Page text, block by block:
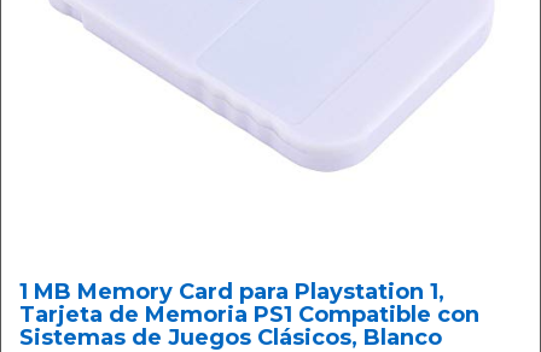
1 MB Memory Card para Playstation 1,
Tarjeta de Memoria PS1 Compatible con
Sistemas de Juegos Clásicos, Blanco